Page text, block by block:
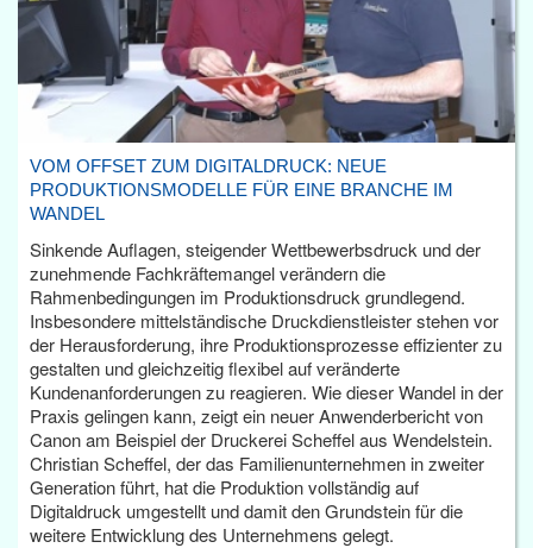
VOM OFFSET ZUM DIGITALDRUCK: NEUE
PRODUKTIONSMODELLE FÜR EINE BRANCHE IM
WANDEL
Sinkende Auflagen, steigender Wettbewerbsdruck und der
zunehmende Fachkräftemangel verändern die
Rahmenbedingungen im Produktionsdruck grundlegend.
Insbesondere mittelständische Druckdienstleister stehen vor
der Herausforderung, ihre Produktionsprozesse effizienter zu
gestalten und gleichzeitig flexibel auf veränderte
Kundenanforderungen zu reagieren. Wie dieser Wandel in der
Praxis gelingen kann, zeigt ein neuer Anwenderbericht von
Canon am Beispiel der Druckerei Scheffel aus Wendelstein.
Christian Scheffel, der das Familienunternehmen in zweiter
Generation führt, hat die Produktion vollständig auf
Digitaldruck umgestellt und damit den Grundstein für die
weitere Entwicklung des Unternehmens gelegt.